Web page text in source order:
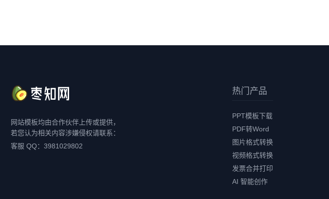
网站模板均由合作伙伴上传或提供，
若您认为相关内容涉嫌侵权请联系：
客服 QQ：3981029802
热门产品
PPT模板下载
PDF转Word
图片格式转换
视频格式转换
发票合并打印
AI 智能创作